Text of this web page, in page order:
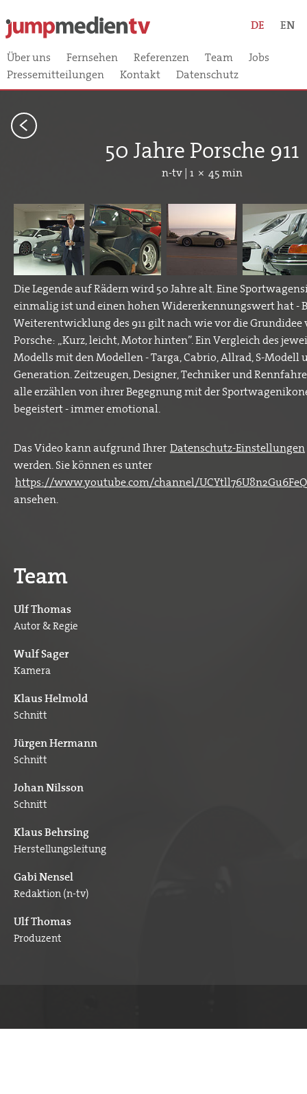
Über uns Fernsehen Referenzen Team
Jobs
Pressemitteilungen
Kontakt Datenschutz
DE EN
<
50 Jahre Porsche 911
n-tv | 1 × 45 min
Die Legende auf Rädern wird 50 Jahre alt. Eine
einmalig ist und einen hohen Widererkennungswert hat -
Weiterentwicklung des 911 gilt nach wie vor die Grundidee
Porsche: „Kurz, leicht, Motor hinten”. Ein Vergleich des
Modells mit den Modellen - Targa, Cabrio, Allrad, S-Modell
Generation. Zeitzeugen, Designer, Techniker und
alle erzählen von ihrer Begegnung mit der
begeistert - immer emotional.
Das Video kann aufgrund Ihrer Datenschutz-Einstellungen
werden. Sie können es unter
https://www.youtube.com/channel/
ansehen.
Team
Ulf Thomas
Autor & Regie
Wulf Sager
Kamera
Klaus Helmold
Schnitt
Jürgen Hermann
Schnitt
Johan Nilsson
Schnitt
Klaus Behrsing
Herstellungsleitung
Gabi Nensel
Redaktion (n-tv)
Ulf Thomas
Produzent